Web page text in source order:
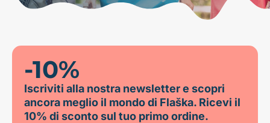
-10%
Iscriviti alla nostra newsletter e scopri
ancora meglio il mondo di Flaška. Ricevi il
10% di sconto sul tuo primo ordine.